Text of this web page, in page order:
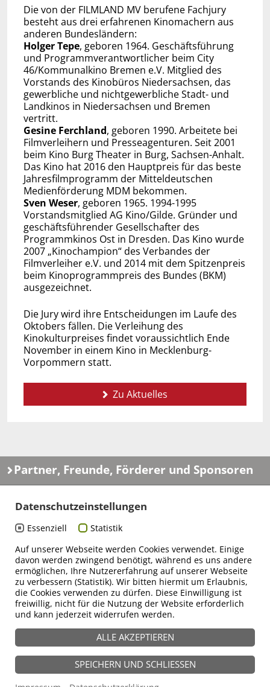
Die von der FILMLAND MV berufene Fachjury
besteht aus drei erfahrenen Kinomachern aus
anderen Bundesländern:
Holger Tepe, geboren 1964. Geschäftsführung
und Programmverantwortlicher beim City
46/Kommunalkino Bremen e.V. Mitglied des
Vorstands des Kinobüros Niedersachsen, das
gewerbliche und nichtgewerbliche Stadt- und
Landkinos in Niedersachsen und Bremen
vertritt.
Gesine Ferchland, geboren 1990. Arbeitete bei
Filmverleihern und Presseagenturen. Seit 2001
beim Kino Burg Theater in Burg, Sachsen-Anhalt.
Das Kino hat 2016 den Hauptpreis für das beste
Jahresfilmprogramm der Mitteldeutschen
Medienförderung MDM bekommen.
Sven Weser, geboren 1965. 1994-1995
Vorstandsmitglied AG Kino/Gilde. Gründer und
geschäftsführender Gesellschafter des
Programmkinos Ost in Dresden. Das Kino wurde
2007 „Kinochampion“ des Verbandes der
Filmverleiher e.V. und 2014 mit dem Spitzenpreis
beim Kinoprogrammpreis des Bundes (BKM)
ausgezeichnet.
Die Jury wird ihre Entscheidungen im Laufe des
Oktobers fällen. Die Verleihung des
Kinokulturpreises findet voraussichtlich Ende
November in einem Kino in Mecklenburg-
Vorpommern statt.
Zu Aktuelles
Partner, Freunde, Förderer und Sponsoren
Newsletter Kontakt Jobs Datenschutz Impressum
Datenschutzeinstellungen
Essenziell
Statistik
Auf unserer Webseite werden Cookies verwendet. Einige
davon werden zwingend benötigt, während es uns andere
ermöglichen, Ihre Nutzererfahrung auf unserer Webseite
zu verbessern (Statistik). Wir bitten hiermit um Erlaubnis,
die Cookies verwenden zu dürfen. Diese Einwilligung ist
freiwillig, nicht für die Nutzung der Website erforderlich
und kann jederzeit widerrufen werden.
ALLE AKZEPTIEREN
SPEICHERN UND SCHLIESSEN